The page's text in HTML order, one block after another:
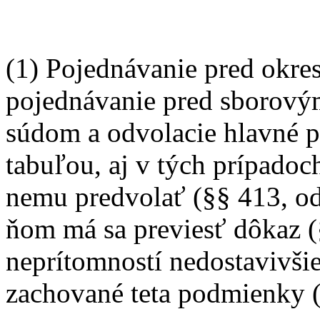
(1) Pojednávanie pred
pojednávanie pred
súdom a odvolacie hlavné
tabuľou, aj v tých
nemu predvolať (§§ 413,
ňom má sa previesť dôkaz
neprítomností
zachované teta podmienky